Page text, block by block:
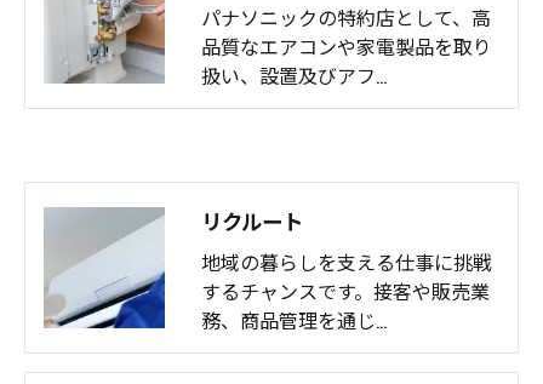
パナソニックの特約店として、高
品質なエアコンや家電製品を取り
扱い、設置及びアフ…
リクルート
地域の暮らしを支える仕事に挑戦
するチャンスです。接客や販売業
務、商品管理を通じ…